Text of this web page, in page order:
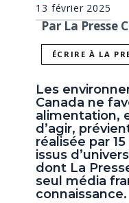
13 février 2025
Par La Presse
ÉCRIRE À LA
Les
Canada ne
alimentation,
d’agir,
réalisée par
issus
dont La
seul média
connaissance.